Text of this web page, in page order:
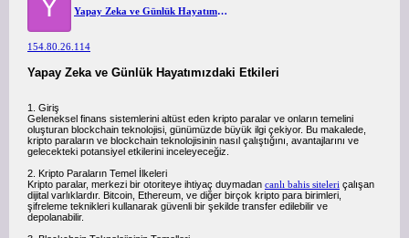
Y Yapay Zeka ve Günlük Hayatımızdaki Etkileri
154.80.26.114
Yapay Zeka ve Günlük Hayatımızdaki Etkileri
1. Giriş
Geleneksel finans sistemlerini altüst eden kripto paralar ve onların temelini
oluşturan blockchain teknolojisi, günümüzde büyük ilgi çekiyor. Bu makalede,
kripto paraların ve blockchain teknolojisinin nasıl çalıştığını, avantajlarını ve
gelecekteki potansiyel etkilerini inceleyeceğiz.
2. Kripto Paraların Temel İlkeleri
Kripto paralar, merkezi bir otoriteye ihtiyaç duymadan canlı bahis siteleri çalışan
dijital varlıklardır. Bitcoin, Ethereum, ve diğer birçok kripto para birimleri,
şifreleme teknikleri kullanarak güvenli bir şekilde transfer edilebilir ve
depolanabilir.